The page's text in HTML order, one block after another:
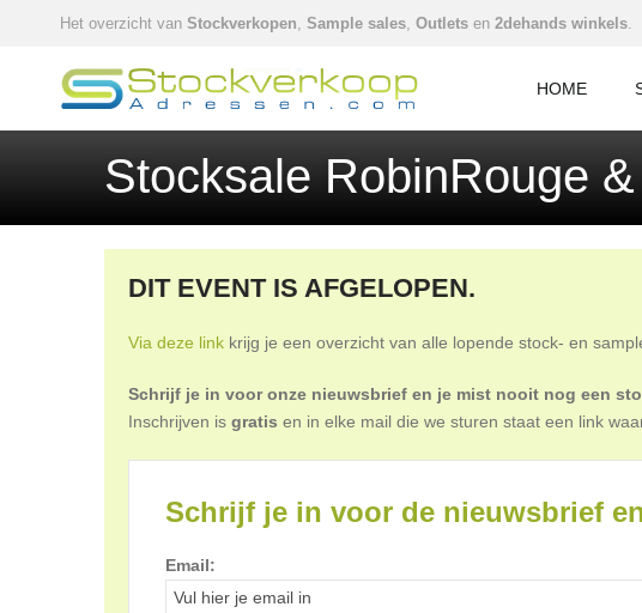
Het overzicht van Stockverkopen, Sample sales, Outlets en 2dehands winkels.
HOME
Stocksale RobinRouge
DIT EVENT IS AFGELOPEN.
Via deze link krijg je een overzicht van alle lopende stock- en
Schrijf je in voor onze nieuwsbrief en je mist nooit nog een
Inschrijven is gratis en in elke mail die we sturen staat een link
Schrijf je in voor de nieuwsbrief
Email: